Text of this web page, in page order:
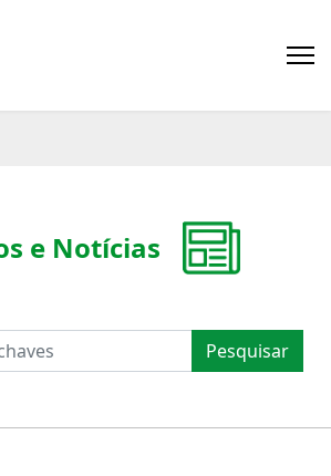
Pesquisar
e Notícias